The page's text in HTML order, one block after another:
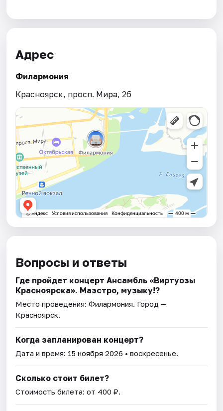
Адрес
Филармония
Красноярск, просп. Мира, 2б
Вопросы и ответы
Где пройдет концерт Ансамбль «Виртуозы
Красноярска». Маэстро, музыку!?
Место проведения:Филармония. Город —
Красноярск.
Когда запланирован концерт?
Дата и время: 15 ноября 2026 • воскресенье.
Сколько стоит билет?
Стоимость билета: от 400 ₽.